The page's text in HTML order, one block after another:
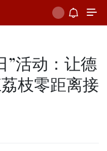
”活动：让德
枝零距离接